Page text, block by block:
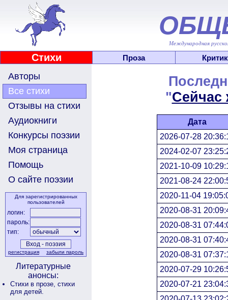
Международная
Стихи Проза
Авторы
Все стихи
Отзывы на стихи
Аудиокниги
Конкурсы поэзии
Моя страница
Помощь
О сайте поэзии
Для зарегистрированных
пользователей
логин:
пароль:
тип:
регистрация забыли пароль
Литературные
анонсы:
Стихи в прозе, стихи
для детей.
"Сейчас
Дата
2026-07-28
2024-02-07
2021-10-09
2021-08-24
2020-11-04
2020-08-31
2020-08-31
2020-08-31
2020-08-31
2020-07-29
2020-07-21